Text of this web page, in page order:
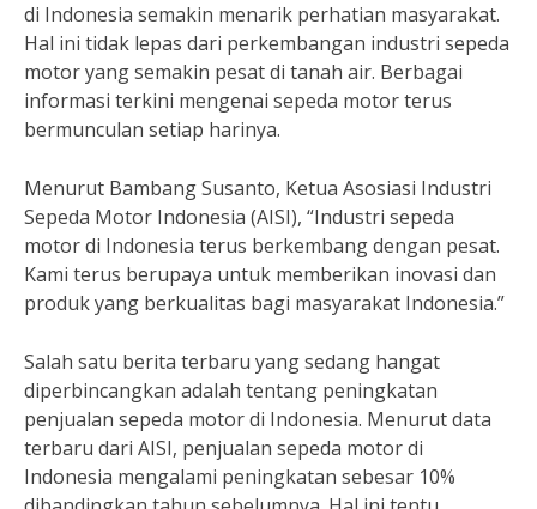
di Indonesia semakin menarik perhatian masyarakat.
Hal ini tidak lepas dari perkembangan industri sepeda
motor yang semakin pesat di tanah air. Berbagai
informasi terkini mengenai sepeda motor terus
bermunculan setiap harinya.
Menurut Bambang Susanto, Ketua Asosiasi Industri
Sepeda Motor Indonesia (AISI), “Industri sepeda
motor di Indonesia terus berkembang dengan pesat.
Kami terus berupaya untuk memberikan inovasi dan
produk yang berkualitas bagi masyarakat Indonesia.”
Salah satu berita terbaru yang sedang hangat
diperbincangkan adalah tentang peningkatan
penjualan sepeda motor di Indonesia. Menurut data
terbaru dari AISI, penjualan sepeda motor di
Indonesia mengalami peningkatan sebesar 10%